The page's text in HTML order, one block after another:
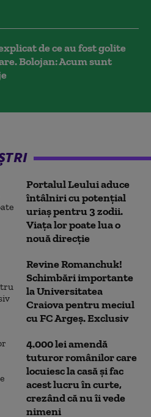
de ce au fost golite
Bolojan: Acum sunt
Portalul Leului aduce
întâlniri cu potențial
uriaș pentru 3 zodii.
Viața lor poate lua o
nouă direcție
Revine Romanchuk!
Schimbări importante
la Universitatea
Craiova pentru meciul
cu FC Argeş. Exclusiv
4.000 lei amendă
tuturor românilor care
locuiesc la casă și fac
acest lucru în curte,
crezând că nu îi vede
nimeni